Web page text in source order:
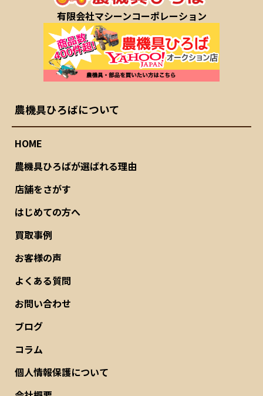
有限会社マシーンコーポレーション
農機具ひろばについて
HOME
農機具ひろばが選ばれる理由
店舗をさがす
はじめての方へ
買取事例
お客様の声
よくある質問
お問い合わせ
ブログ
コラム
個人情報保護について